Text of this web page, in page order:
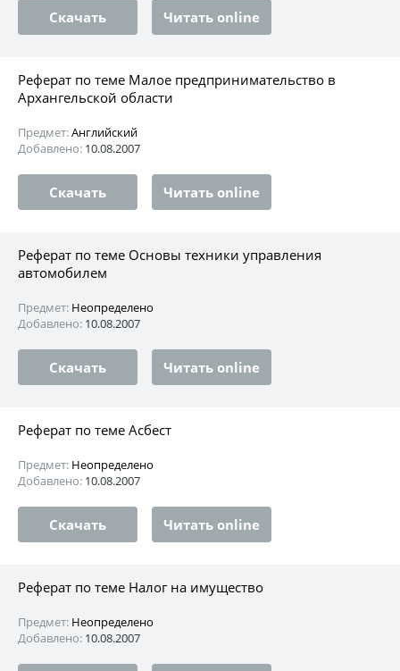
Скачать Читать online
Реферат по теме Малое предпринимательство в
Архангельской области
Предмет:Английский
Добавлено: 10.08.2007
Скачать Читать online
Реферат по теме Основы техники управления
автомобилем
Предмет: Неопределено
Добавлено: 10.08.2007
Скачать Читать online
Реферат по теме Асбест
Предмет: Неопределено
Добавлено: 10.08.2007
Скачать Читать online
Реферат по теме Налог на имущество
Предмет: Неопределено
Добавлено: 10.08.2007